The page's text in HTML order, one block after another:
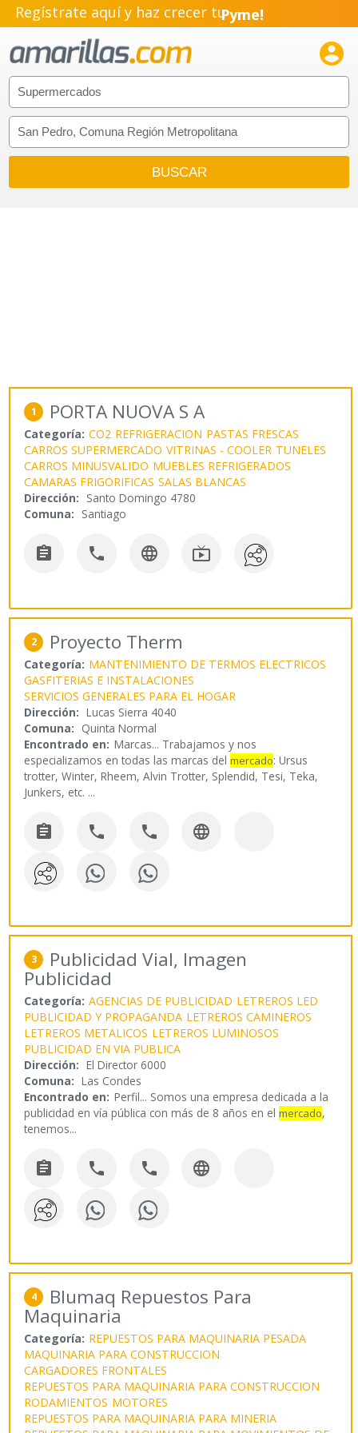
Regístrate aquí y haz crecer tuPyme!
Emprendimiento!

1 PORTA NUOVA S A
Categoría: CO2 REFRIGERACION PASTAS FRESCAS
CARROS SUPERMERCADO VITRINAS - COOLER TUNELES
CARROS MINUSVALIDO MUEBLES REFRIGERADOS
CAMARAS FRIGORIFICAS SALAS BLANCAS
Dirección: Santo Domingo 4780
Comuna: Santiago
   
2 Proyecto Therm
Categoría: MANTENIMIENTO DE TERMOS ELECTRICOS
GASFITERIAS E INSTALACIONES
SERVICIOS GENERALES PARA EL HOGAR
Dirección: Lucas Sierra 4040
Comuna: Quinta Normal
Encontrado en: Marcas... Trabajamos y nos
especializamos en todas las marcas delmercado: Ursus
trotter, Winter, Rheem, Alvin Trotter, Splendid, Tesi, Teka,
Junkers, etc. ...
   
3 Publicidad Vial, Imagen
Publicidad
Categoría: AGENCIAS DE PUBLICIDAD LETREROS LED
PUBLICIDAD Y PROPAGANDA LETREROS CAMINEROS
LETREROS METALICOS LETREROS LUMINOSOS
PUBLICIDAD EN VIA PUBLICA
Dirección: El Director 6000
Comuna: Las Condes
Encontrado en: Perfil... Somos una empresa dedicada a la
publicidad en vía pública con más de 8 años en elmercado,
tenemos...
   
4 Blumaq Repuestos Para
Maquinaria
Categoría: REPUESTOS PARA MAQUINARIA PESADA
MAQUINARIA PARA CONSTRUCCION
CARGADORES FRONTALES
REPUESTOS PARA MAQUINARIA PARA CONSTRUCCION
RODAMIENTOS MOTORES
REPUESTOS PARA MAQUINARIA PARA MINERIA